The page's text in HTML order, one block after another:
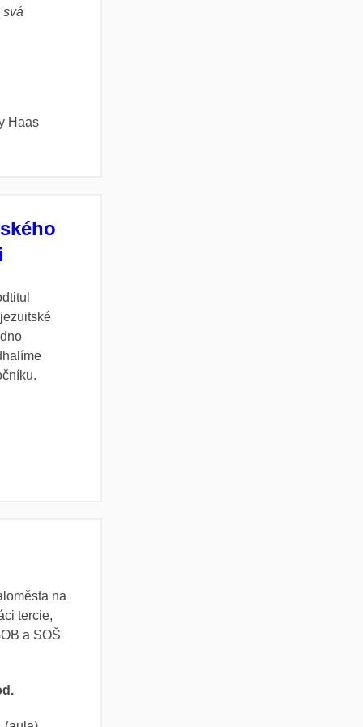
svá
Haas
na
tercie,
a SOŠ